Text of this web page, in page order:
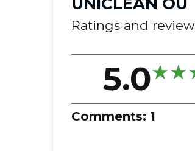
UNICLEAN OÜ
Ratings and
5.0
Comments: 1